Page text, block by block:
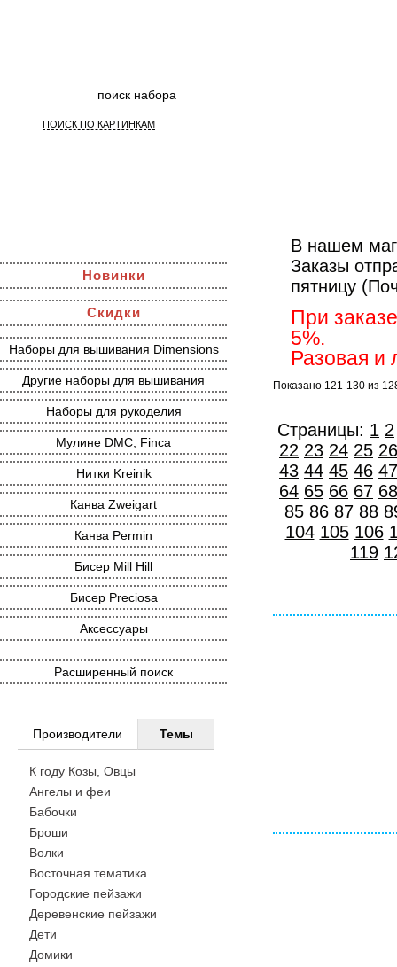
ПОИСК ПО КАРТИНКАМ
Новинки
Скидки
Наборы для вышивания Dimensions
Другие наборы для вышивания
Наборы для рукоделия
Мулине DMC, Finca
Нитки Kreinik
Канва Zweigart
Канва Permin
Бисер Mill Hill
Бисер Preciosa
Аксессуары
Расширенный поиск
Производители Темы
К году Козы, Овцы
Ангелы и феи
Бабочки
Броши
Волки
Восточная тематика
Городские пейзажи
Деревенские пейзажи
Дети
Домики
В нашем
Заказы
пятницу
При
5%.
Разовая и
Показано 121-130 из
Страницы: 1 2
22 23 24 25 26
43 44 45 46 47
64 65 66 67 68
85 86 87 88
104 105 106
119